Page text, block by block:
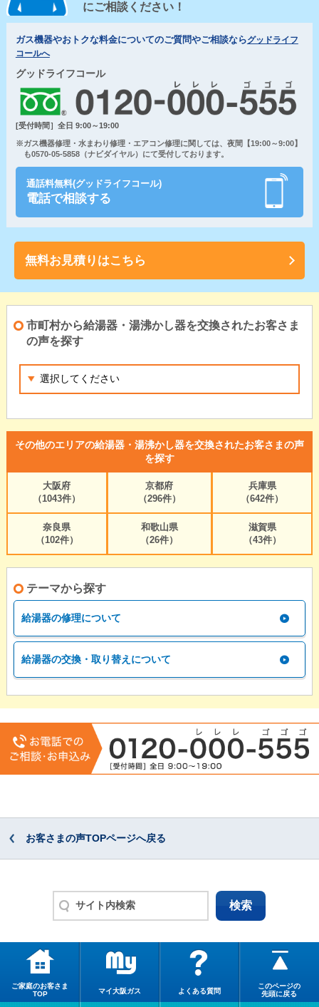
にご相談ください！
ガス機器やおトクな料金についてのご質問やご相談ならグッドライフ
コールへ
グッドライフコール
[受付時間］全日 9:00～19:00
※ガス機器修理・水まわり修理・エアコン修理に関しては、夜間【19:00～9:00】
も0570-05-5858（ナビダイヤル）にて受付しております。
通話料無料(グッドライフコール)
電話で相談する
無料お見積りはこちら
市町村から給湯器・湯沸かし器を交換されたお客さま
の声を探す
その他のエリアの給湯器・湯沸かし器を交換されたお客さまの声
を探す
大阪府
（1043件）
京都府
（296件）
兵庫県
（642件）
奈良県
（102件）
和歌山県
（26件）
滋賀県
（43件）
テーマから探す
給湯器の修理について
給湯器の交換・取り替えについて
お客さまの声TOPページへ戻る
ご家庭のお客さま
TOP
マイ大阪ガス よくある質問
このページの
先頭に戻る